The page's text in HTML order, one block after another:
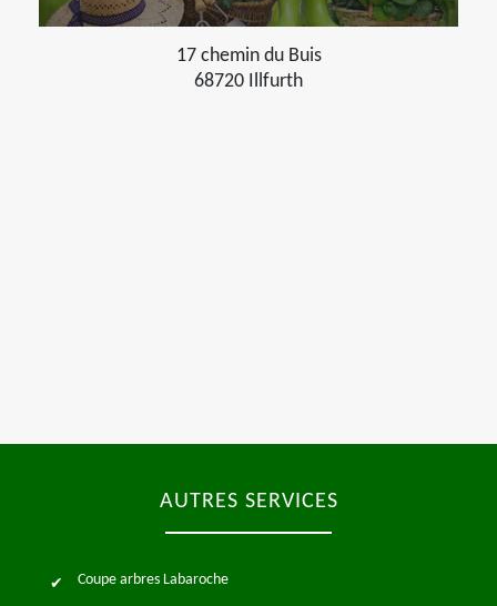
17 chemin du Buis
68720 Illfurth
AUTRES SERVICES
Coupe arbres Labaroche